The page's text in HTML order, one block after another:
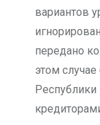
вариантов
передано
этом
Республики